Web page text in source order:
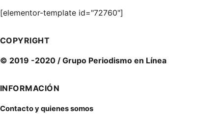
[elementor-template id="72760"]
COPYRIGHT
© 2019 -2020 / Grupo Periodismo en Línea
INFORMACIÓN
Contacto y quienes somos